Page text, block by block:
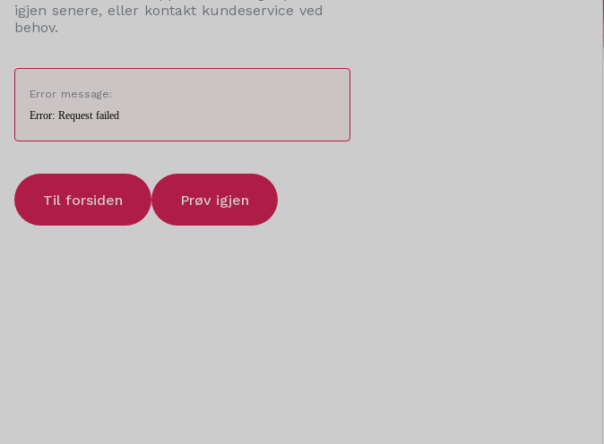
igjen senere, eller kontakt kundeservice ved
behov.
Error message:
Error: Request failed
Til forsiden Prøv igjen